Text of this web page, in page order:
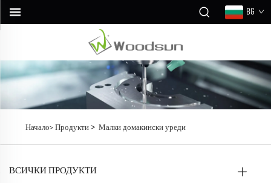
BG
Начало> Продукти> Малки домакински уреди
ВСИЧКИ ПРОДУКТИ